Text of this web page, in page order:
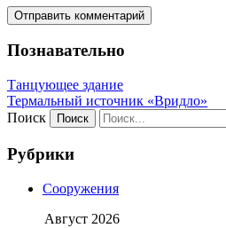
Познавательно
Танцующее здание
Термальный источник «Вридло»
Поиск
Рубрики
Сооружения
Август 2026